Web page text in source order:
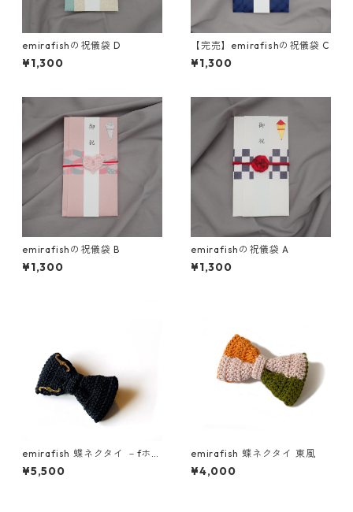
emirafishの祝儀袋 D
¥1,300
【完売】emirafishの祝儀袋 C
¥1,300
emirafishの祝儀袋 B
¥1,300
emirafishの祝儀袋 A
¥1,300
emirafish 蝶ネクタイ －fホー
ル－
¥5,500
emirafish 蝶ネクタイ 東風
¥4,000